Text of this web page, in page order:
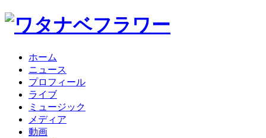
ホーム
ニュース
プロフィール
ライブ
ミュージック
メディア
動画